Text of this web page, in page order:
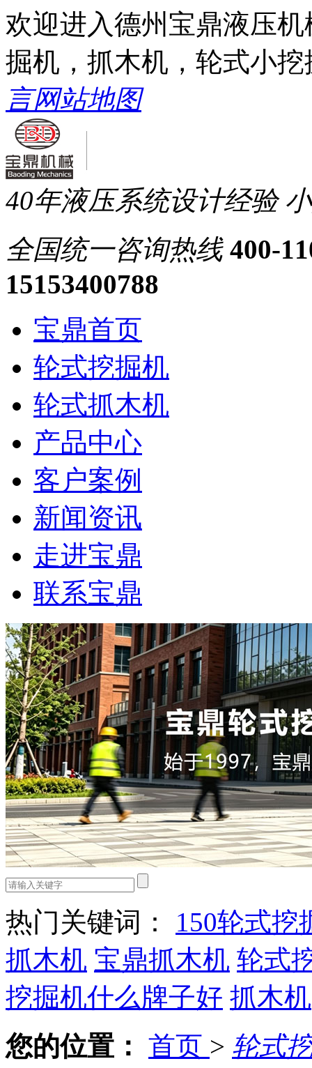
欢迎进入德州宝鼎液压
掘机，抓木机，轮式小
言网站地图
40年液压系统设计经验
全国统一咨询热线 400-
15153400788
宝鼎首页
轮式挖掘机
轮式抓木机
产品中心
客户案例
新闻资讯
走进宝鼎
联系宝鼎
热门关键词： 150轮式挖
抓木机 宝鼎抓木机 轮式
挖掘机什么牌子好 抓木机
您的位置： 首页 > 轮式